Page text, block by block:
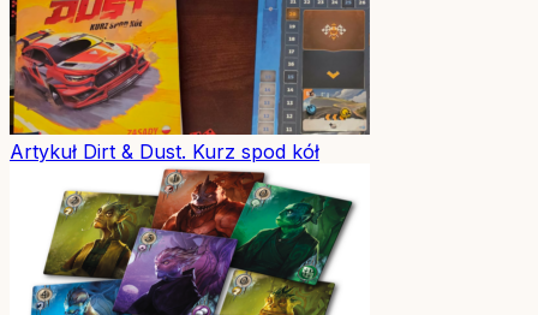
Artykuł Dirt & Dust. Kurz spod kół